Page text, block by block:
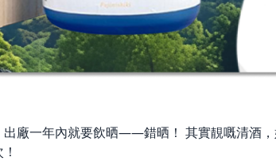
廠一年內就要飲晒——錯晒！ 其實靚嘅清酒